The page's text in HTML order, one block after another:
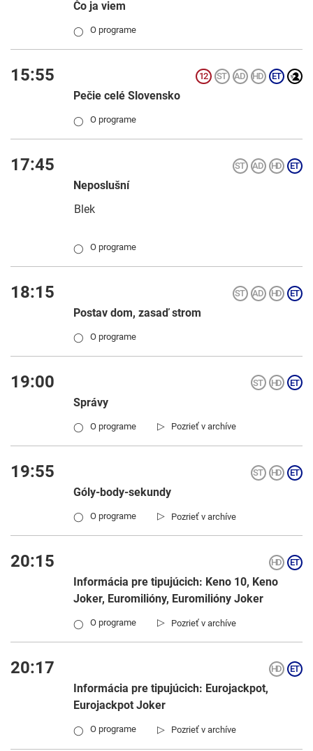
Čo ja viem
◯ O programe
15:55
Pečie celé Slovensko
◯ O programe
17:45
Neposlušní
Blek
◯ O programe
18:15
Postav dom, zasaď strom
◯ O programe
19:00
Správy
▷ Pozrieť v archíve
◯ O programe
19:55
Góly-body-sekundy
▷ Pozrieť v archíve
◯ O programe
20:15
Informácia pre tipujúcich: Keno 10, Keno
Joker, Euromilióny, Euromilióny Joker
▷ Pozrieť v archíve
◯ O programe
20:17
Informácia pre tipujúcich: Eurojackpot,
Eurojackpot Joker
▷ Pozrieť v archíve
◯ O programe